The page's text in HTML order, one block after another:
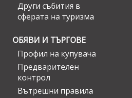
Други събития в
сферата на туризма
ОБЯВИ И ТЪРГОВЕ
Профил на купувача
Предварителен
контрол
Вътрешни правила